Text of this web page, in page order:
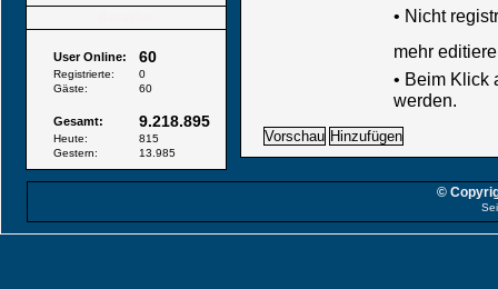
User Online: 60
Registrierte:
0
Gäste:
60
Gesamt: 9.218.895
Heute:
815
Gestern:
13.985
• Nicht
mehr
• Beim Klick
werden.
©